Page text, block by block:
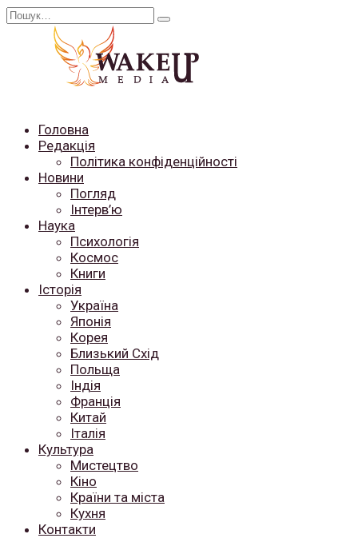
Перейти
Search
Головна
Редакція
Політика конфіденційності
Новини
Погляд
Інтерв’ю
Наука
Психологія
Космос
Книги
Історія
Україна
Японія
Корея
Близький Схід
Польща
Індія
Франція
Китай
Італія
Культура
Мистецтво
Кіно
Країни та міста
Кухня
Контакти